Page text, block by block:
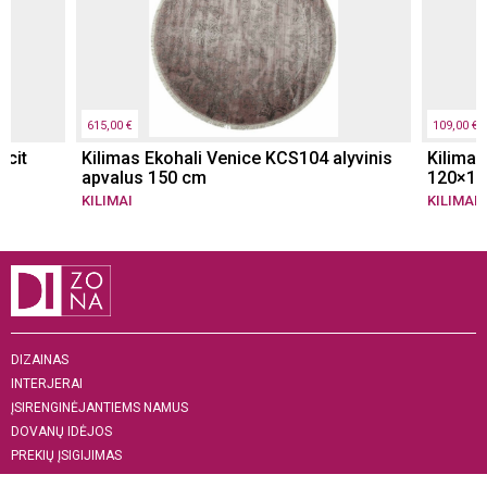
615,00 €
Kilimas Ekohali Venice KCS104 alyvinis
apvalus 150 cm
KILIMAI
109,00 €
KILIMAI
DIZAINAS
INTERJERAI
ĮSIRENGINĖJANTIEMS NAMUS
DOVANŲ IDĖJOS
PREKIŲ ĮSIGIJIMAS
APIE MUS